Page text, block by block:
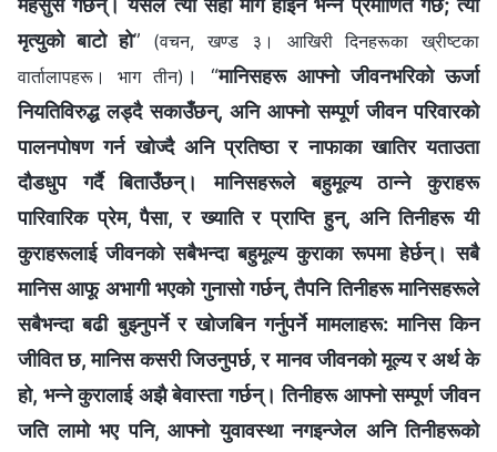
मृत्युको बाटो हो” (वचन, खण्ड ३। आखिरी दिनहरूका ख्रीष्टका
वार्तालापहरू। भाग तीन) । “मानिसहरू आफ्‍नो जीवनभरिको ऊर्जा
नियतिविरुद्ध लड्दै सकाउँछन्, अनि आफ्‍नो सम्पूर्ण जीवन परिवारको
पालनपोषण गर्न खोज्दै अनि प्रतिष्ठा र नाफाका खातिर यताउता
दौडधुप गर्दै बिताउँछन्। मानिसहरूले बहुमूल्य ठान्ने कुराहरू
पारिवारिक प्रेम, पैसा, र ख्याति र प्राप्ति हुन्, अनि तिनीहरू यी
कुराहरूलाई जीवनको सबैभन्दा बहुमूल्य कुराका रूपमा हेर्छन्। सबै
मानिस आफू अभागी भएको गुनासो गर्छन्, तैपनि तिनीहरू मानिसहरूले
सबैभन्दा बढी बुझ्नुपर्ने र खोजबिन गर्नुपर्ने मामलाहरू: मानिस किन
जीवित छ, मानिस कसरी जिउनुपर्छ, र मानव जीवनको मूल्य र अर्थ के
हो, भन्ने कुरालाई अझै बेवास्ता गर्छन्। तिनीहरू आफ्नो सम्पूर्ण जीवन
जति लामो भए पनि, आफ्नो युवावस्था नगइन्जेल अनि तिनीहरूको